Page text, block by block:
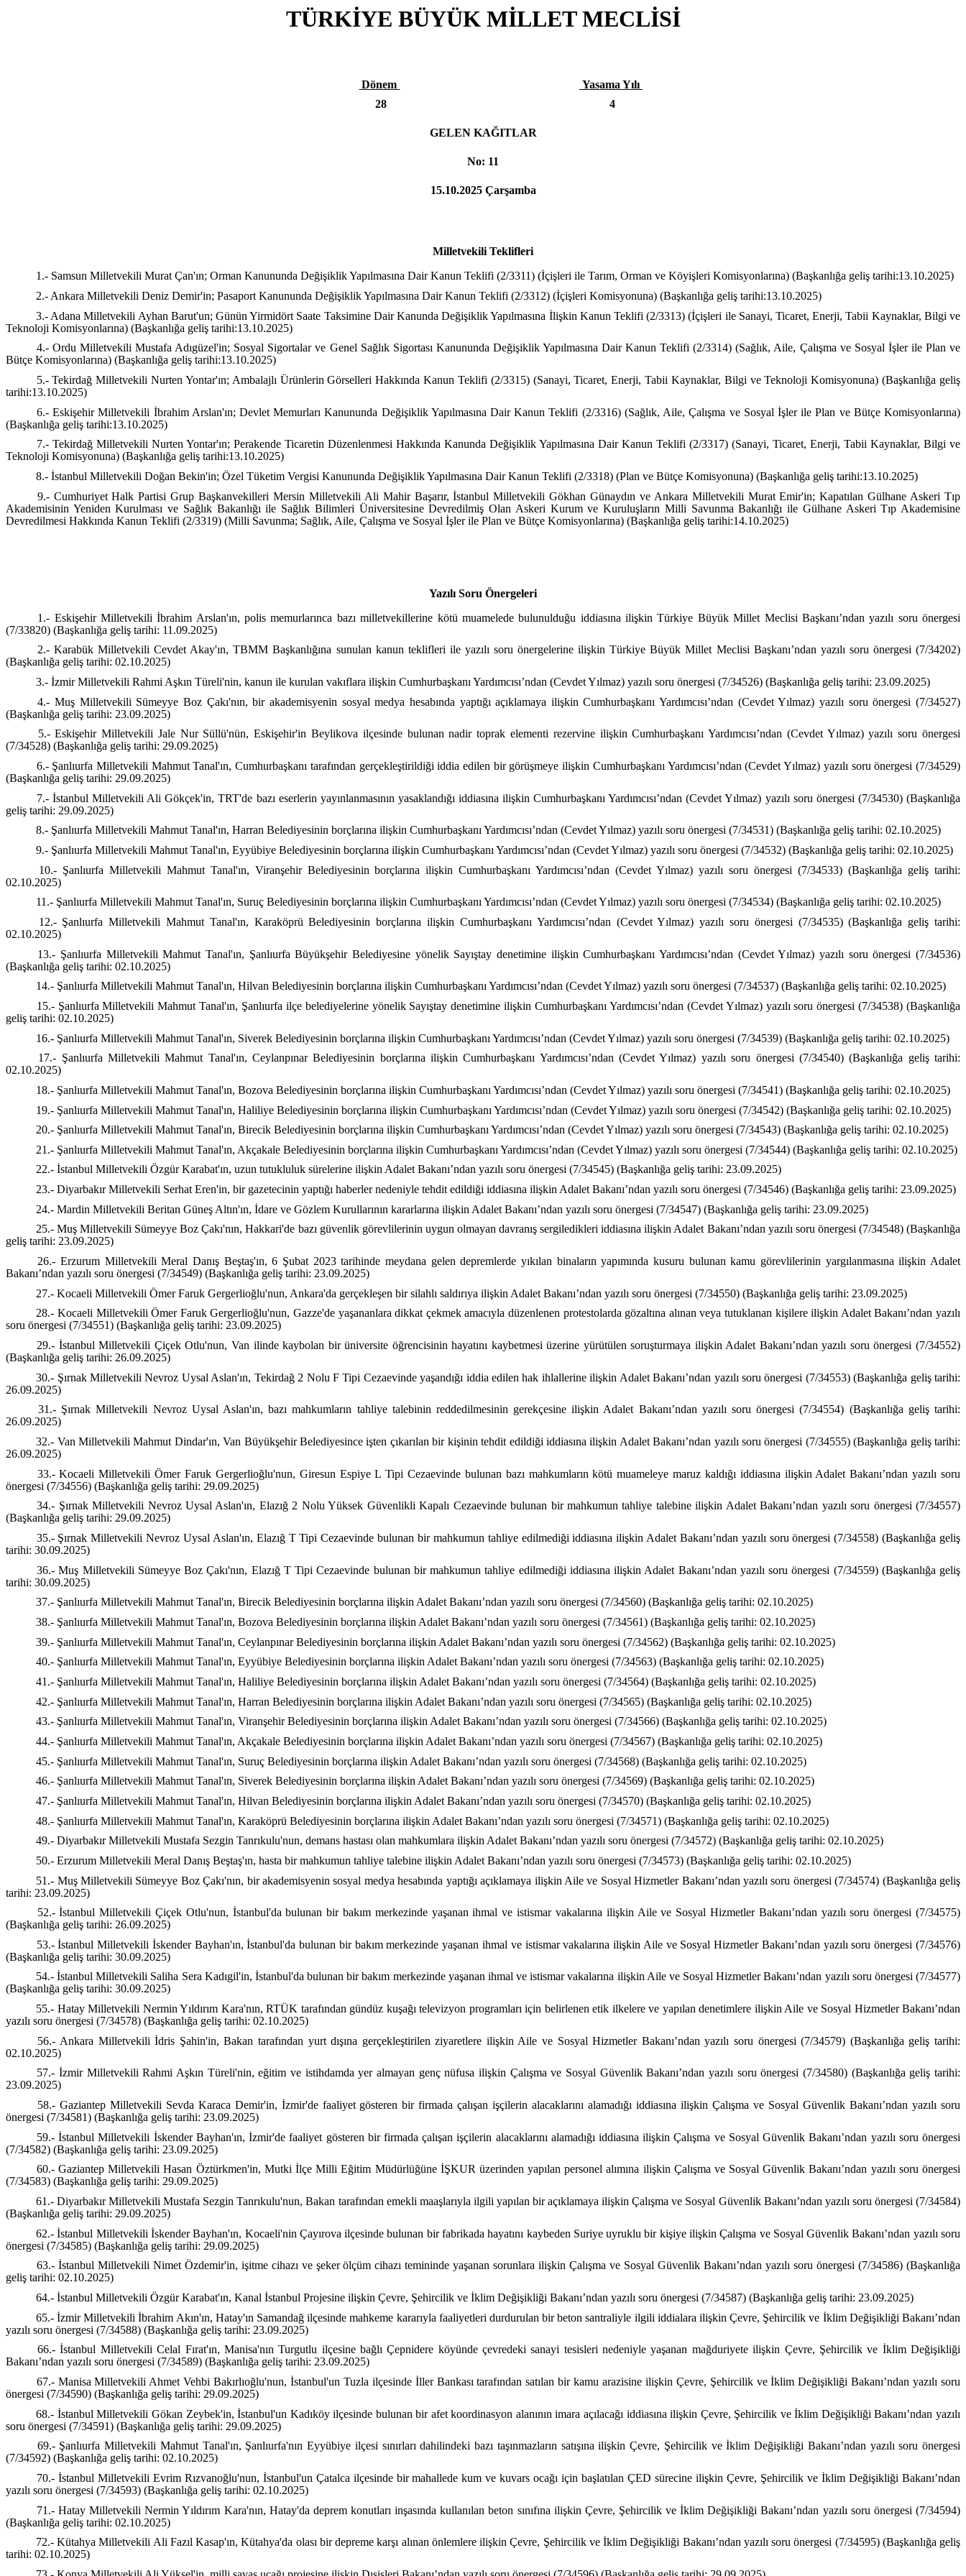
TÜRKİYE BÜYÜK MİLLET MECLİSİ
Dönem
Yasama Yılı
28
4
GELEN KAĞITLAR
No: 11
15.10.2025 Çarşamba
Milletvekili Teklifleri
1.- Samsun Milletvekili Murat Çan'ın; Orman Kanununda Değişiklik Yapılmasına Dair Kanun Teklifi (2/3311) (İçişleri ile Tarım, Orman ve Köyişleri Komisyonlarına) (Başkanlığa geliş tarihi:13.10.2025)
2.- Ankara Milletvekili Deniz Demir'in; Pasaport Kanununda Değişiklik Yapılmasına Dair Kanun Teklifi (2/3312) (İçişleri Komisyonuna) (Başkanlığa geliş tarihi:13.10.2025)
3.- Adana Milletvekili Ayhan Barut'un; Günün Yirmidört Saate Taksimine Dair Kanunda Değişiklik Yapılmasına İlişkin Kanun Teklifi (2/3313) (İçişleri ile Sanayi, Ticaret, Enerji, Tabii Kaynaklar, Bilgi ve
Teknoloji Komisyonlarına) (Başkanlığa geliş tarihi:13.10.2025)
4.- Ordu Milletvekili Mustafa Adıgüzel'in; Sosyal Sigortalar ve Genel Sağlık Sigortası Kanununda Değişiklik Yapılmasına Dair Kanun Teklifi (2/3314) (Sağlık, Aile, Çalışma ve Sosyal İşler ile Plan ve
Bütçe Komisyonlarına) (Başkanlığa geliş tarihi:13.10.2025)
5.- Tekirdağ Milletvekili Nurten Yontar'ın; Ambalajlı Ürünlerin Görselleri Hakkında Kanun Teklifi (2/3315) (Sanayi, Ticaret, Enerji, Tabii Kaynaklar, Bilgi ve Teknoloji Komisyonuna) (Başkanlığa geliş
tarihi:13.10.2025)
6.- Eskişehir Milletvekili İbrahim Arslan'ın; Devlet Memurları Kanununda Değişiklik Yapılmasına Dair Kanun Teklifi (2/3316) (Sağlık, Aile, Çalışma ve Sosyal İşler ile Plan ve Bütçe Komisyonlarına)
(Başkanlığa geliş tarihi:13.10.2025)
7.- Tekirdağ Milletvekili Nurten Yontar'ın; Perakende Ticaretin Düzenlenmesi Hakkında Kanunda Değişiklik Yapılmasına Dair Kanun Teklifi (2/3317) (Sanayi, Ticaret, Enerji, Tabii Kaynaklar, Bilgi ve
Teknoloji Komisyonuna) (Başkanlığa geliş tarihi:13.10.2025)
8.- İstanbul Milletvekili Doğan Bekin'in; Özel Tüketim Vergisi Kanununda Değişiklik Yapılmasına Dair Kanun Teklifi (2/3318) (Plan ve Bütçe Komisyonuna) (Başkanlığa geliş tarihi:13.10.2025)
9.- Cumhuriyet Halk Partisi Grup Başkanvekilleri Mersin Milletvekili Ali Mahir Başarır, İstanbul Milletvekili Gökhan Günaydın ve Ankara Milletvekili Murat Emir'in; Kapatılan Gülhane Askeri Tıp
Akademisinin Yeniden Kurulması ve Sağlık Bakanlığı ile Sağlık Bilimleri Üniversitesine Devredilmiş Olan Askeri Kurum ve Kuruluşların Milli Savunma Bakanlığı ile Gülhane Askeri Tıp Akademisine
Devredilmesi Hakkında Kanun Teklifi (2/3319) (Milli Savunma; Sağlık, Aile, Çalışma ve Sosyal İşler ile Plan ve Bütçe Komisyonlarına) (Başkanlığa geliş tarihi:14.10.2025)
Yazılı Soru Önergeleri
1.- Eskişehir Milletvekili İbrahim Arslan'ın, polis memurlarınca bazı milletvekillerine kötü muamelede bulunulduğu iddiasına ilişkin Türkiye Büyük Millet Meclisi Başkanı’ndan yazılı soru önergesi
(7/33820) (Başkanlığa geliş tarihi: 11.09.2025)
2.- Karabük Milletvekili Cevdet Akay'ın, TBMM Başkanlığına sunulan kanun teklifleri ile yazılı soru önergelerine ilişkin Türkiye Büyük Millet Meclisi Başkanı’ndan yazılı soru önergesi (7/34202)
(Başkanlığa geliş tarihi: 02.10.2025)
3.- İzmir Milletvekili Rahmi Aşkın Türeli'nin, kanun ile kurulan vakıflara ilişkin Cumhurbaşkanı Yardımcısı’ndan (Cevdet Yılmaz) yazılı soru önergesi (7/34526) (Başkanlığa geliş tarihi: 23.09.2025)
4.- Muş Milletvekili Sümeyye Boz Çakı'nın, bir akademisyenin sosyal medya hesabında yaptığı açıklamaya ilişkin Cumhurbaşkanı Yardımcısı’ndan (Cevdet Yılmaz) yazılı soru önergesi (7/34527)
(Başkanlığa geliş tarihi: 23.09.2025)
5.- Eskişehir Milletvekili Jale Nur Süllü'nün, Eskişehir'in Beylikova ilçesinde bulunan nadir toprak elementi rezervine ilişkin Cumhurbaşkanı Yardımcısı’ndan (Cevdet Yılmaz) yazılı soru önergesi
(7/34528) (Başkanlığa geliş tarihi: 29.09.2025)
6.- Şanlıurfa Milletvekili Mahmut Tanal'ın, Cumhurbaşkanı tarafından gerçekleştirildiği iddia edilen bir görüşmeye ilişkin Cumhurbaşkanı Yardımcısı’ndan (Cevdet Yılmaz) yazılı soru önergesi (7/34529)
(Başkanlığa geliş tarihi: 29.09.2025)
7.- İstanbul Milletvekili Ali Gökçek'in, TRT'de bazı eserlerin yayınlanmasının yasaklandığı iddiasına ilişkin Cumhurbaşkanı Yardımcısı’ndan (Cevdet Yılmaz) yazılı soru önergesi (7/34530) (Başkanlığa
geliş tarihi: 29.09.2025)
8.- Şanlıurfa Milletvekili Mahmut Tanal'ın, Harran Belediyesinin borçlarına ilişkin Cumhurbaşkanı Yardımcısı’ndan (Cevdet Yılmaz) yazılı soru önergesi (7/34531) (Başkanlığa geliş tarihi: 02.10.2025)
9.- Şanlıurfa Milletvekili Mahmut Tanal'ın, Eyyübiye Belediyesinin borçlarına ilişkin Cumhurbaşkanı Yardımcısı’ndan (Cevdet Yılmaz) yazılı soru önergesi (7/34532) (Başkanlığa geliş tarihi: 02.10.2025)
10.- Şanlıurfa Milletvekili Mahmut Tanal'ın, Viranşehir Belediyesinin borçlarına ilişkin Cumhurbaşkanı Yardımcısı’ndan (Cevdet Yılmaz) yazılı soru önergesi (7/34533) (Başkanlığa geliş tarihi:
02.10.2025)
11.- Şanlıurfa Milletvekili Mahmut Tanal'ın, Suruç Belediyesinin borçlarına ilişkin Cumhurbaşkanı Yardımcısı’ndan (Cevdet Yılmaz) yazılı soru önergesi (7/34534) (Başkanlığa geliş tarihi: 02.10.2025)
12.- Şanlıurfa Milletvekili Mahmut Tanal'ın, Karaköprü Belediyesinin borçlarına ilişkin Cumhurbaşkanı Yardımcısı’ndan (Cevdet Yılmaz) yazılı soru önergesi (7/34535) (Başkanlığa geliş tarihi:
02.10.2025)
13.- Şanlıurfa Milletvekili Mahmut Tanal'ın, Şanlıurfa Büyükşehir Belediyesine yönelik Sayıştay denetimine ilişkin Cumhurbaşkanı Yardımcısı’ndan (Cevdet Yılmaz) yazılı soru önergesi (7/34536)
(Başkanlığa geliş tarihi: 02.10.2025)
14.- Şanlıurfa Milletvekili Mahmut Tanal'ın, Hilvan Belediyesinin borçlarına ilişkin Cumhurbaşkanı Yardımcısı’ndan (Cevdet Yılmaz) yazılı soru önergesi (7/34537) (Başkanlığa geliş tarihi: 02.10.2025)
15.- Şanlıurfa Milletvekili Mahmut Tanal'ın, Şanlıurfa ilçe belediyelerine yönelik Sayıştay denetimine ilişkin Cumhurbaşkanı Yardımcısı’ndan (Cevdet Yılmaz) yazılı soru önergesi (7/34538) (Başkanlığa
geliş tarihi: 02.10.2025)
16.- Şanlıurfa Milletvekili Mahmut Tanal'ın, Siverek Belediyesinin borçlarına ilişkin Cumhurbaşkanı Yardımcısı’ndan (Cevdet Yılmaz) yazılı soru önergesi (7/34539) (Başkanlığa geliş tarihi: 02.10.2025)
17.- Şanlıurfa Milletvekili Mahmut Tanal'ın, Ceylanpınar Belediyesinin borçlarına ilişkin Cumhurbaşkanı Yardımcısı’ndan (Cevdet Yılmaz) yazılı soru önergesi (7/34540) (Başkanlığa geliş tarihi:
02.10.2025)
18.- Şanlıurfa Milletvekili Mahmut Tanal'ın, Bozova Belediyesinin borçlarına ilişkin Cumhurbaşkanı Yardımcısı’ndan (Cevdet Yılmaz) yazılı soru önergesi (7/34541) (Başkanlığa geliş tarihi: 02.10.2025)
19.- Şanlıurfa Milletvekili Mahmut Tanal'ın, Haliliye Belediyesinin borçlarına ilişkin Cumhurbaşkanı Yardımcısı’ndan (Cevdet Yılmaz) yazılı soru önergesi (7/34542) (Başkanlığa geliş tarihi: 02.10.2025)
20.- Şanlıurfa Milletvekili Mahmut Tanal'ın, Birecik Belediyesinin borçlarına ilişkin Cumhurbaşkanı Yardımcısı’ndan (Cevdet Yılmaz) yazılı soru önergesi (7/34543) (Başkanlığa geliş tarihi: 02.10.2025)
21.- Şanlıurfa Milletvekili Mahmut Tanal'ın, Akçakale Belediyesinin borçlarına ilişkin Cumhurbaşkanı Yardımcısı’ndan (Cevdet Yılmaz) yazılı soru önergesi (7/34544) (Başkanlığa geliş tarihi: 02.10.2025)
22.- İstanbul Milletvekili Özgür Karabat'ın, uzun tutukluluk sürelerine ilişkin Adalet Bakanı’ndan yazılı soru önergesi (7/34545) (Başkanlığa geliş tarihi: 23.09.2025)
23.- Diyarbakır Milletvekili Serhat Eren'in, bir gazetecinin yaptığı haberler nedeniyle tehdit edildiği iddiasına ilişkin Adalet Bakanı’ndan yazılı soru önergesi (7/34546) (Başkanlığa geliş tarihi: 23.09.2025)
24.- Mardin Milletvekili Beritan Güneş Altın'ın, İdare ve Gözlem Kurullarının kararlarına ilişkin Adalet Bakanı’ndan yazılı soru önergesi (7/34547) (Başkanlığa geliş tarihi: 23.09.2025)
25.- Muş Milletvekili Sümeyye Boz Çakı'nın, Hakkari'de bazı güvenlik görevlilerinin uygun olmayan davranış sergiledikleri iddiasına ilişkin Adalet Bakanı’ndan yazılı soru önergesi (7/34548) (Başkanlığa
geliş tarihi: 23.09.2025)
26.- Erzurum Milletvekili Meral Danış Beştaş'ın, 6 Şubat 2023 tarihinde meydana gelen depremlerde yıkılan binaların yapımında kusuru bulunan kamu görevlilerinin yargılanmasına ilişkin Adalet
Bakanı’ndan yazılı soru önergesi (7/34549) (Başkanlığa geliş tarihi: 23.09.2025)
27.- Kocaeli Milletvekili Ömer Faruk Gergerlioğlu'nun, Ankara'da gerçekleşen bir silahlı saldırıya ilişkin Adalet Bakanı’ndan yazılı soru önergesi (7/34550) (Başkanlığa geliş tarihi: 23.09.2025)
28.- Kocaeli Milletvekili Ömer Faruk Gergerlioğlu'nun, Gazze'de yaşananlara dikkat çekmek amacıyla düzenlenen protestolarda gözaltına alınan veya tutuklanan kişilere ilişkin Adalet Bakanı’ndan yazılı
soru önergesi (7/34551) (Başkanlığa geliş tarihi: 23.09.2025)
29.- İstanbul Milletvekili Çiçek Otlu'nun, Van ilinde kaybolan bir üniversite öğrencisinin hayatını kaybetmesi üzerine yürütülen soruşturmaya ilişkin Adalet Bakanı’ndan yazılı soru önergesi (7/34552)
(Başkanlığa geliş tarihi: 26.09.2025)
30.- Şırnak Milletvekili Nevroz Uysal Aslan'ın, Tekirdağ 2 Nolu F Tipi Cezaevinde yaşandığı iddia edilen hak ihlallerine ilişkin Adalet Bakanı’ndan yazılı soru önergesi (7/34553) (Başkanlığa geliş tarihi:
26.09.2025)
31.- Şırnak Milletvekili Nevroz Uysal Aslan'ın, bazı mahkumların tahliye talebinin reddedilmesinin gerekçesine ilişkin Adalet Bakanı’ndan yazılı soru önergesi (7/34554) (Başkanlığa geliş tarihi:
26.09.2025)
32.- Van Milletvekili Mahmut Dindar'ın, Van Büyükşehir Belediyesince işten çıkarılan bir kişinin tehdit edildiği iddiasına ilişkin Adalet Bakanı’ndan yazılı soru önergesi (7/34555) (Başkanlığa geliş tarihi:
26.09.2025)
33.- Kocaeli Milletvekili Ömer Faruk Gergerlioğlu'nun, Giresun Espiye L Tipi Cezaevinde bulunan bazı mahkumların kötü muameleye maruz kaldığı iddiasına ilişkin Adalet Bakanı’ndan yazılı soru
önergesi (7/34556) (Başkanlığa geliş tarihi: 29.09.2025)
34.- Şırnak Milletvekili Nevroz Uysal Aslan'ın, Elazığ 2 Nolu Yüksek Güvenlikli Kapalı Cezaevinde bulunan bir mahkumun tahliye talebine ilişkin Adalet Bakanı’ndan yazılı soru önergesi (7/34557)
(Başkanlığa geliş tarihi: 29.09.2025)
35.- Şırnak Milletvekili Nevroz Uysal Aslan'ın, Elazığ T Tipi Cezaevinde bulunan bir mahkumun tahliye edilmediği iddiasına ilişkin Adalet Bakanı’ndan yazılı soru önergesi (7/34558) (Başkanlığa geliş
tarihi: 30.09.2025)
36.- Muş Milletvekili Sümeyye Boz Çakı'nın, Elazığ T Tipi Cezaevinde bulunan bir mahkumun tahliye edilmediği iddiasına ilişkin Adalet Bakanı’ndan yazılı soru önergesi (7/34559) (Başkanlığa geliş
tarihi: 30.09.2025)
37.- Şanlıurfa Milletvekili Mahmut Tanal'ın, Birecik Belediyesinin borçlarına ilişkin Adalet Bakanı’ndan yazılı soru önergesi (7/34560) (Başkanlığa geliş tarihi: 02.10.2025)
38.- Şanlıurfa Milletvekili Mahmut Tanal'ın, Bozova Belediyesinin borçlarına ilişkin Adalet Bakanı’ndan yazılı soru önergesi (7/34561) (Başkanlığa geliş tarihi: 02.10.2025)
39.- Şanlıurfa Milletvekili Mahmut Tanal'ın, Ceylanpınar Belediyesinin borçlarına ilişkin Adalet Bakanı’ndan yazılı soru önergesi (7/34562) (Başkanlığa geliş tarihi: 02.10.2025)
40.- Şanlıurfa Milletvekili Mahmut Tanal'ın, Eyyübiye Belediyesinin borçlarına ilişkin Adalet Bakanı’ndan yazılı soru önergesi (7/34563) (Başkanlığa geliş tarihi: 02.10.2025)
41.- Şanlıurfa Milletvekili Mahmut Tanal'ın, Haliliye Belediyesinin borçlarına ilişkin Adalet Bakanı’ndan yazılı soru önergesi (7/34564) (Başkanlığa geliş tarihi: 02.10.2025)
42.- Şanlıurfa Milletvekili Mahmut Tanal'ın, Harran Belediyesinin borçlarına ilişkin Adalet Bakanı’ndan yazılı soru önergesi (7/34565) (Başkanlığa geliş tarihi: 02.10.2025)
43.- Şanlıurfa Milletvekili Mahmut Tanal'ın, Viranşehir Belediyesinin borçlarına ilişkin Adalet Bakanı’ndan yazılı soru önergesi (7/34566) (Başkanlığa geliş tarihi: 02.10.2025)
44.- Şanlıurfa Milletvekili Mahmut Tanal'ın, Akçakale Belediyesinin borçlarına ilişkin Adalet Bakanı’ndan yazılı soru önergesi (7/34567) (Başkanlığa geliş tarihi: 02.10.2025)
45.- Şanlıurfa Milletvekili Mahmut Tanal'ın, Suruç Belediyesinin borçlarına ilişkin Adalet Bakanı’ndan yazılı soru önergesi (7/34568) (Başkanlığa geliş tarihi: 02.10.2025)
46.- Şanlıurfa Milletvekili Mahmut Tanal'ın, Siverek Belediyesinin borçlarına ilişkin Adalet Bakanı’ndan yazılı soru önergesi (7/34569) (Başkanlığa geliş tarihi: 02.10.2025)
47.- Şanlıurfa Milletvekili Mahmut Tanal'ın, Hilvan Belediyesinin borçlarına ilişkin Adalet Bakanı’ndan yazılı soru önergesi (7/34570) (Başkanlığa geliş tarihi: 02.10.2025)
48.- Şanlıurfa Milletvekili Mahmut Tanal'ın, Karaköprü Belediyesinin borçlarına ilişkin Adalet Bakanı’ndan yazılı soru önergesi (7/34571) (Başkanlığa geliş tarihi: 02.10.2025)
49.- Diyarbakır Milletvekili Mustafa Sezgin Tanrıkulu'nun, demans hastası olan mahkumlara ilişkin Adalet Bakanı’ndan yazılı soru önergesi (7/34572) (Başkanlığa geliş tarihi: 02.10.2025)
50.- Erzurum Milletvekili Meral Danış Beştaş'ın, hasta bir mahkumun tahliye talebine ilişkin Adalet Bakanı’ndan yazılı soru önergesi (7/34573) (Başkanlığa geliş tarihi: 02.10.2025)
51.- Muş Milletvekili Sümeyye Boz Çakı'nın, bir akademisyenin sosyal medya hesabında yaptığı açıklamaya ilişkin Aile ve Sosyal Hizmetler Bakanı’ndan yazılı soru önergesi (7/34574) (Başkanlığa geliş
tarihi: 23.09.2025)
52.- İstanbul Milletvekili Çiçek Otlu'nun, İstanbul'da bulunan bir bakım merkezinde yaşanan ihmal ve istismar vakalarına ilişkin Aile ve Sosyal Hizmetler Bakanı’ndan yazılı soru önergesi (7/34575)
(Başkanlığa geliş tarihi: 26.09.2025)
53.- İstanbul Milletvekili İskender Bayhan'ın, İstanbul'da bulunan bir bakım merkezinde yaşanan ihmal ve istismar vakalarına ilişkin Aile ve Sosyal Hizmetler Bakanı’ndan yazılı soru önergesi (7/34576)
(Başkanlığa geliş tarihi: 30.09.2025)
54.- İstanbul Milletvekili Saliha Sera Kadıgil'in, İstanbul'da bulunan bir bakım merkezinde yaşanan ihmal ve istismar vakalarına ilişkin Aile ve Sosyal Hizmetler Bakanı’ndan yazılı soru önergesi (7/34577)
(Başkanlığa geliş tarihi: 30.09.2025)
55.- Hatay Milletvekili Nermin Yıldırım Kara'nın, RTÜK tarafından gündüz kuşağı televizyon programları için belirlenen etik ilkelere ve yapılan denetimlere ilişkin Aile ve Sosyal Hizmetler Bakanı’ndan
yazılı soru önergesi (7/34578) (Başkanlığa geliş tarihi: 02.10.2025)
56.- Ankara Milletvekili İdris Şahin'in, Bakan tarafından yurt dışına gerçekleştirilen ziyaretlere ilişkin Aile ve Sosyal Hizmetler Bakanı’ndan yazılı soru önergesi (7/34579) (Başkanlığa geliş tarihi:
02.10.2025)
57.- İzmir Milletvekili Rahmi Aşkın Türeli'nin, eğitim ve istihdamda yer almayan genç nüfusa ilişkin Çalışma ve Sosyal Güvenlik Bakanı’ndan yazılı soru önergesi (7/34580) (Başkanlığa geliş tarihi:
23.09.2025)
58.- Gaziantep Milletvekili Sevda Karaca Demir'in, İzmir'de faaliyet gösteren bir firmada çalışan işçilerin alacaklarını alamadığı iddiasına ilişkin Çalışma ve Sosyal Güvenlik Bakanı’ndan yazılı soru
önergesi (7/34581) (Başkanlığa geliş tarihi: 23.09.2025)
59.- İstanbul Milletvekili İskender Bayhan'ın, İzmir'de faaliyet gösteren bir firmada çalışan işçilerin alacaklarını alamadığı iddiasına ilişkin Çalışma ve Sosyal Güvenlik Bakanı’ndan yazılı soru önergesi
(7/34582) (Başkanlığa geliş tarihi: 23.09.2025)
60.- Gaziantep Milletvekili Hasan Öztürkmen'in, Mutki İlçe Milli Eğitim Müdürlüğüne İŞKUR üzerinden yapılan personel alımına ilişkin Çalışma ve Sosyal Güvenlik Bakanı’ndan yazılı soru önergesi
(7/34583) (Başkanlığa geliş tarihi: 29.09.2025)
61.- Diyarbakır Milletvekili Mustafa Sezgin Tanrıkulu'nun, Bakan tarafından emekli maaşlarıyla ilgili yapılan bir açıklamaya ilişkin Çalışma ve Sosyal Güvenlik Bakanı’ndan yazılı soru önergesi (7/34584)
(Başkanlığa geliş tarihi: 29.09.2025)
62.- İstanbul Milletvekili İskender Bayhan'ın, Kocaeli'nin Çayırova ilçesinde bulunan bir fabrikada hayatını kaybeden Suriye uyruklu bir kişiye ilişkin Çalışma ve Sosyal Güvenlik Bakanı’ndan yazılı soru
önergesi (7/34585) (Başkanlığa geliş tarihi: 29.09.2025)
63.- İstanbul Milletvekili Nimet Özdemir'in, işitme cihazı ve şeker ölçüm cihazı temininde yaşanan sorunlara ilişkin Çalışma ve Sosyal Güvenlik Bakanı’ndan yazılı soru önergesi (7/34586) (Başkanlığa
geliş tarihi: 02.10.2025)
64.- İstanbul Milletvekili Özgür Karabat'ın, Kanal İstanbul Projesine ilişkin Çevre, Şehircilik ve İklim Değişikliği Bakanı’ndan yazılı soru önergesi (7/34587) (Başkanlığa geliş tarihi: 23.09.2025)
65.- İzmir Milletvekili İbrahim Akın'ın, Hatay'ın Samandağ ilçesinde mahkeme kararıyla faaliyetleri durdurulan bir beton santraliyle ilgili iddialara ilişkin Çevre, Şehircilik ve İklim Değişikliği Bakanı’ndan
yazılı soru önergesi (7/34588) (Başkanlığa geliş tarihi: 23.09.2025)
66.- İstanbul Milletvekili Celal Fırat'ın, Manisa'nın Turgutlu ilçesine bağlı Çepnidere köyünde çevredeki sanayi tesisleri nedeniyle yaşanan mağduriyete ilişkin Çevre, Şehircilik ve İklim Değişikliği
Bakanı’ndan yazılı soru önergesi (7/34589) (Başkanlığa geliş tarihi: 23.09.2025)
67.- Manisa Milletvekili Ahmet Vehbi Bakırlıoğlu'nun, İstanbul'un Tuzla ilçesinde İller Bankası tarafından satılan bir kamu arazisine ilişkin Çevre, Şehircilik ve İklim Değişikliği Bakanı’ndan yazılı soru
önergesi (7/34590) (Başkanlığa geliş tarihi: 29.09.2025)
68.- İstanbul Milletvekili Gökan Zeybek'in, İstanbul'un Kadıköy ilçesinde bulunan bir afet koordinasyon alanının imara açılacağı iddiasına ilişkin Çevre, Şehircilik ve İklim Değişikliği Bakanı’ndan yazılı
soru önergesi (7/34591) (Başkanlığa geliş tarihi: 29.09.2025)
69.- Şanlıurfa Milletvekili Mahmut Tanal'ın, Şanlıurfa'nın Eyyübiye ilçesi sınırları dahilindeki bazı taşınmazların satışına ilişkin Çevre, Şehircilik ve İklim Değişikliği Bakanı’ndan yazılı soru önergesi
(7/34592) (Başkanlığa geliş tarihi: 02.10.2025)
70.- İstanbul Milletvekili Evrim Rızvanoğlu'nun, İstanbul'un Çatalca ilçesinde bir mahallede kum ve kuvars ocağı için başlatılan ÇED sürecine ilişkin Çevre, Şehircilik ve İklim Değişikliği Bakanı’ndan
yazılı soru önergesi (7/34593) (Başkanlığa geliş tarihi: 02.10.2025)
71.- Hatay Milletvekili Nermin Yıldırım Kara'nın, Hatay'da deprem konutları inşasında kullanılan beton sınıfına ilişkin Çevre, Şehircilik ve İklim Değişikliği Bakanı’ndan yazılı soru önergesi (7/34594)
(Başkanlığa geliş tarihi: 02.10.2025)
72.- Kütahya Milletvekili Ali Fazıl Kasap'ın, Kütahya'da olası bir depreme karşı alınan önlemlere ilişkin Çevre, Şehircilik ve İklim Değişikliği Bakanı’ndan yazılı soru önergesi (7/34595) (Başkanlığa geliş
tarihi: 02.10.2025)